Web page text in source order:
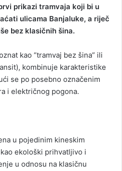
prikazi tramvaja koji bi u
ulicama Banjaluke, a riječ
bez klasičnih šina.
kao “tramvaj bez šina” ili
kombinuje karakteristike
se po posebno označenim
i električnog pogona.
u pojedinim kineskim
ekološki prihvatljivo i
u odnosu na klasičnu